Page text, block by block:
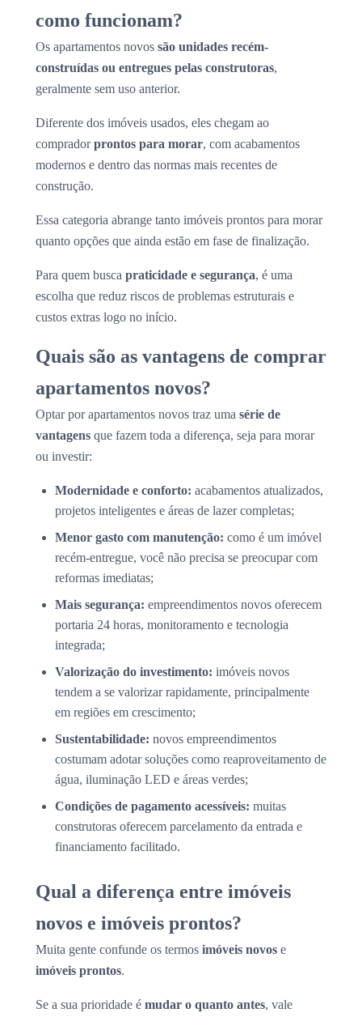
como funcionam?
Os apartamentos novos são unidades recém-
construídas ou entregues pelas construtoras,
geralmente sem uso anterior.
Diferente dos imóveis usados, eles chegam ao
compradorprontos para morar, com acabamentos
modernos e dentro das normas mais recentes de
construção.
Essa categoria abrange tanto imóveis prontos para morar
quanto opções que ainda estão em fase de finalização.
Para quem busca praticidade e segurança, é uma
escolha que reduz riscos de problemas estruturais e
custos extras logo no início.
Quais são as vantagens de comprar
apartamentos novos?
Optar por apartamentos novos traz uma série de
vantagens que fazem toda a diferença, seja para morar
ou investir:
Modernidade e conforto: acabamentos atualizados,
projetos inteligentes e áreas de lazer completas;
Menor gasto com manutenção: como é um imóvel
recém-entregue, você não precisa se preocupar com
reformas imediatas;
Mais segurança: empreendimentos novos oferecem
portaria 24 horas, monitoramento e tecnologia
integrada;
Valorização do investimento: imóveis novos
tendem a se valorizar rapidamente, principalmente
em regiões em crescimento;
Sustentabilidade: novos empreendimentos
costumam adotar soluções como reaproveitamento de
água, iluminação LED e áreas verdes;
Condições de pagamento acessíveis: muitas
construtoras oferecem parcelamento da entrada e
financiamento facilitado.
Qual a diferença entre imóveis
novos e imóveis prontos?
Muita gente confunde os termos imóveis novos e
imóveis prontos.
Se a sua prioridade é mudar o quanto antes, vale